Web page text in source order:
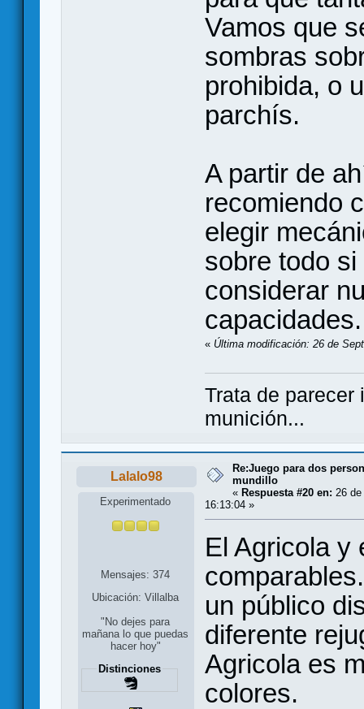
Vamos que
sombras
prohibida, o
parchís.
A partir de
recomiendo
elegir
sobre todo
considerar
« Última modificación: 26 de
Trata de
munición...
Lalalo98
Experimentado
Mensajes: 374
Ubicación: Villalba
"No dejes para
mañana lo que puedas
hacer hoy"
Distinciones
Re:Juego para dos
mundillo
« Respuesta #20 en: 26
16:13:04 »
El Agricola y
un público
diferente
Agricola es
colores.